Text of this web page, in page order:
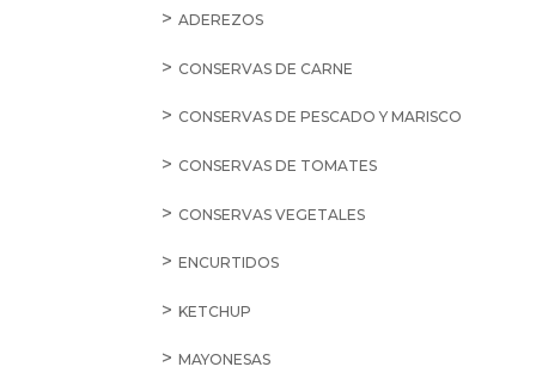
ADEREZOS
CONSERVAS DE CARNE
CONSERVAS DE PESCADO Y MARISCO
CONSERVAS DE TOMATES
CONSERVAS VEGETALES
ENCURTIDOS
KETCHUP
MAYONESAS